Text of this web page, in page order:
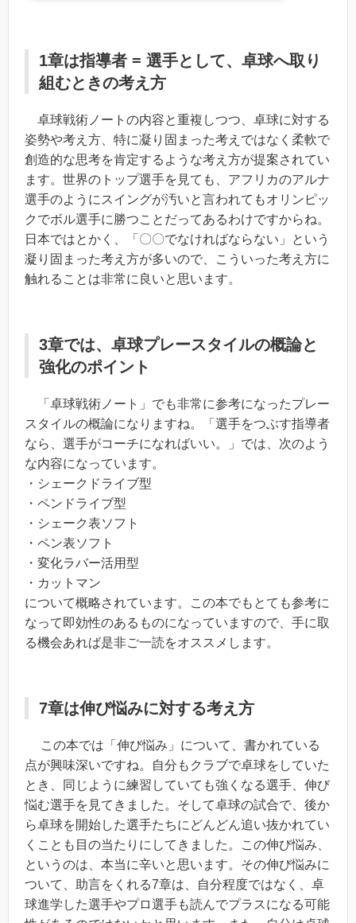
1章は指導者 = 選手として、卓球へ取り
組むときの考え方
卓球戦術ノートの内容と重複しつつ、卓球に対する
姿勢や考え方、特に凝り固まった考えではなく柔軟で
創造的な思考を肯定するような考え方が提案されてい
ます。世界のトップ選手を見ても、アフリカのアルナ
選手のようにスイングが汚いと言われてもオリンピッ
クでボル選手に勝つことだってあるわけですからね。
日本ではとかく、「〇〇でなければならない」という
凝り固まった考え方が多いので、こういった考え方に
触れることは非常に良いと思います。
3章では、卓球プレースタイルの概論と
強化のポイント
「卓球戦術ノート」でも非常に参考になったプレー
スタイルの概論になりますね。「選手をつぶす指導者
なら、選手がコーチになればいい。」では、次のよう
な内容になっています。
・シェークドライブ型
・ペンドライブ型
・シェーク表ソフト
・ペン表ソフト
・変化ラバー活用型
・カットマン
について概略されています。この本でもとても参考に
なって即効性のあるものになっていますので、手に取
る機会あれば是非ご一読をオススメします。
7章は伸び悩みに対する考え方
この本では「伸び悩み」について、書かれている
点が興味深いですね。自分もクラブで卓球をしていた
とき、同じように練習していても強くなる選手、伸び
悩む選手を見てきました。そして卓球の試合で、後か
ら卓球を開始した選手たちにどんどん追い抜かれてい
くことも目の当たりにしてきました。この伸び悩み、
というのは、本当に辛いと思います。その伸び悩みに
ついて、助言をくれる7章は、自分程度ではなく、卓
球進学した選手やプロ選手も読んでプラスになる可能